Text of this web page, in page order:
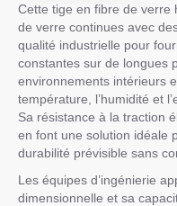
Cette tige en fibre de verre
de verre continues avec
qualité industrielle pour
constantes sur de longues
environnements intérieurs
température, l’humidité et
Sa résistance à la traction
en font une solution idéale
durabilité prévisible sans
Les équipes d’ingénierie
dimensionnelle et sa